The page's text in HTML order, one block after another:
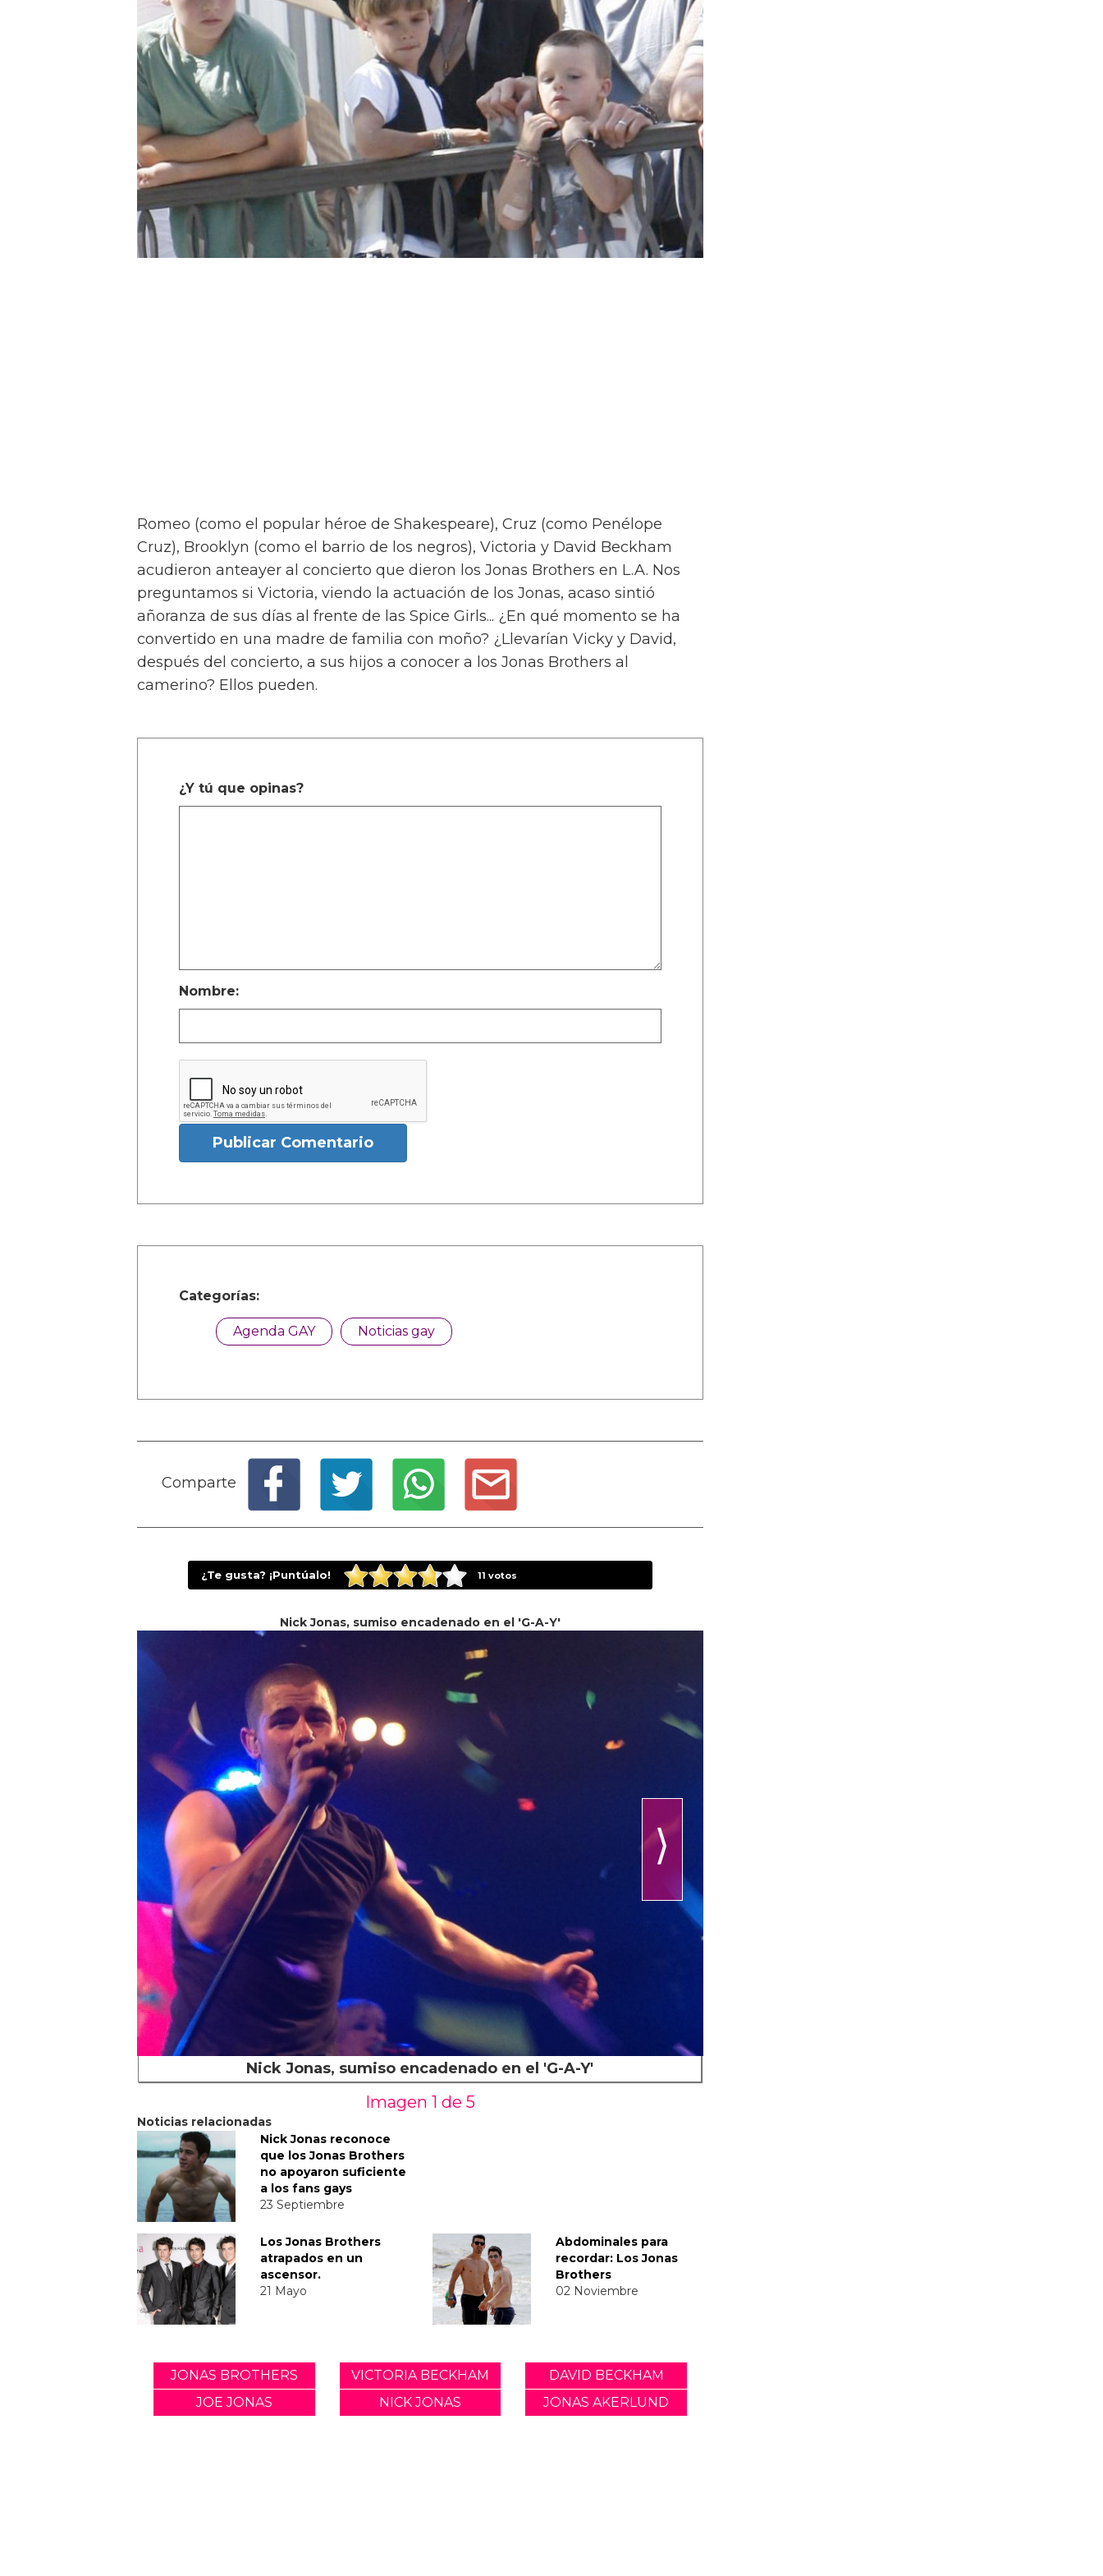
Romeo (como el popular héroe de Shakespeare), Cruz (como Penélope
Cruz), Brooklyn (como el barrio de los negros), Victoria y David Beckham
acudieron anteayer al concierto que dieron los Jonas Brothers en L.A. Nos
preguntamos si Victoria, viendo la actuación de los Jonas, acaso sintió
añoranza de sus días al frente de las Spice Girls... ¿En qué momento se ha
convertido en una madre de familia con moño? ¿Llevarían Vicky y David,
después del concierto, a sus hijos a conocer a los Jonas Brothers al
camerino? Ellos pueden.
¿Y tú que opinas?
Nombre:
Publicar Comentario
Categorías:
Agenda GAY Noticias gay
Comparte
¿Te gusta? ¡Puntúalo! 11 votos
Nick Jonas, sumiso encadenado en el 'G-A-Y'
⟩
Nick Jonas, sumiso encadenado en el 'G-A-Y'
Imagen 1 de 5
Noticias relacionadas
Nick Jonas reconoce
que los Jonas Brothers
no apoyaron suficiente
a los fans gays
23 Septiembre
Los Jonas Brothers
atrapados en un
ascensor.
21 Mayo
Abdominales para
recordar: Los Jonas
Brothers
02 Noviembre
JONAS BROTHERS VICTORIA BECKHAM
DAVID BECKHAM
JOE JONAS
NICK JONAS JONAS AKERLUND